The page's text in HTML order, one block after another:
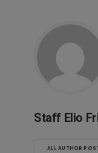
Staff Elio
ALL AUTHOR